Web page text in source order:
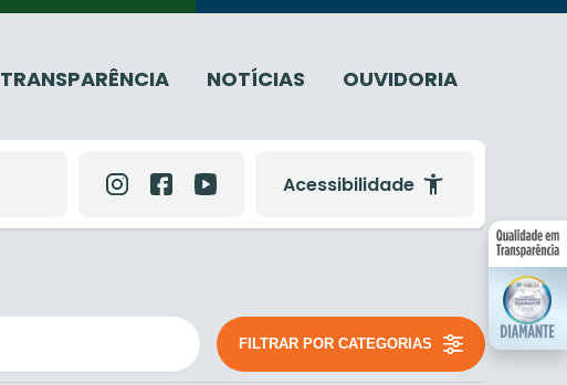
TRANSPARÊNCIA NOTÍCIAS OUVIDORIA
Acessibilidade
FILTRAR POR CATEGORIAS